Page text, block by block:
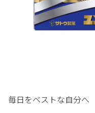
毎日をベストな自分へ